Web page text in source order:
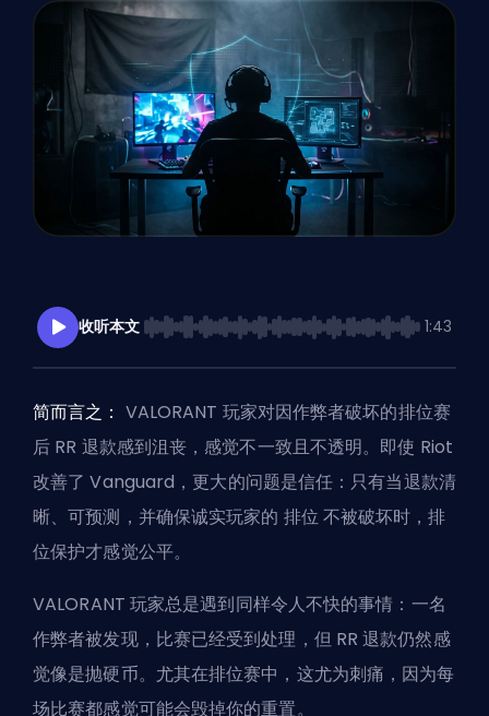
收听本文 1:43
简而言之： VALORANT 玩家对因作弊者破坏的排位赛
后 RR 退款感到沮丧，感觉不一致且不透明。即使 Riot
改善了 Vanguard，更大的问题是信任：只有当退款清
晰、可预测，并确保诚实玩家的 排位不被破坏时，排
位保护才感觉公平。
VALORANT 玩家总是遇到同样令人不快的事情：一名
作弊者被发现，比赛已经受到处理，但 RR 退款仍然感
觉像是抛硬币。尤其在排位赛中，这尤为刺痛，因为每
场比赛都感觉可能会毁掉你的重置。